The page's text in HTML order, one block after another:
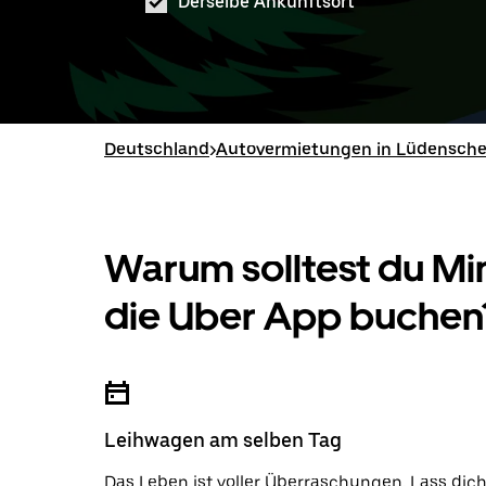
Deutschland>Autovermietungen in
Warum solltest du
die Uber App
Leihwagen am selben Tag